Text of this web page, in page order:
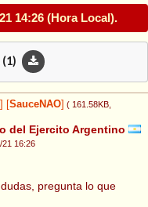
14:26 (Hora Local).
(1)
SauceNAO ( 161.58KB
del Ejercito Argentino
21 16:26
pregunta lo que